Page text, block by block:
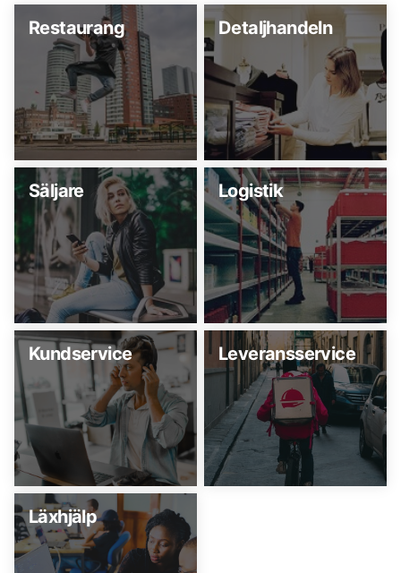
Restaurang
Detaljhandeln
Säljare Logistik
Kundservice Leveransservice
Läxhjälp